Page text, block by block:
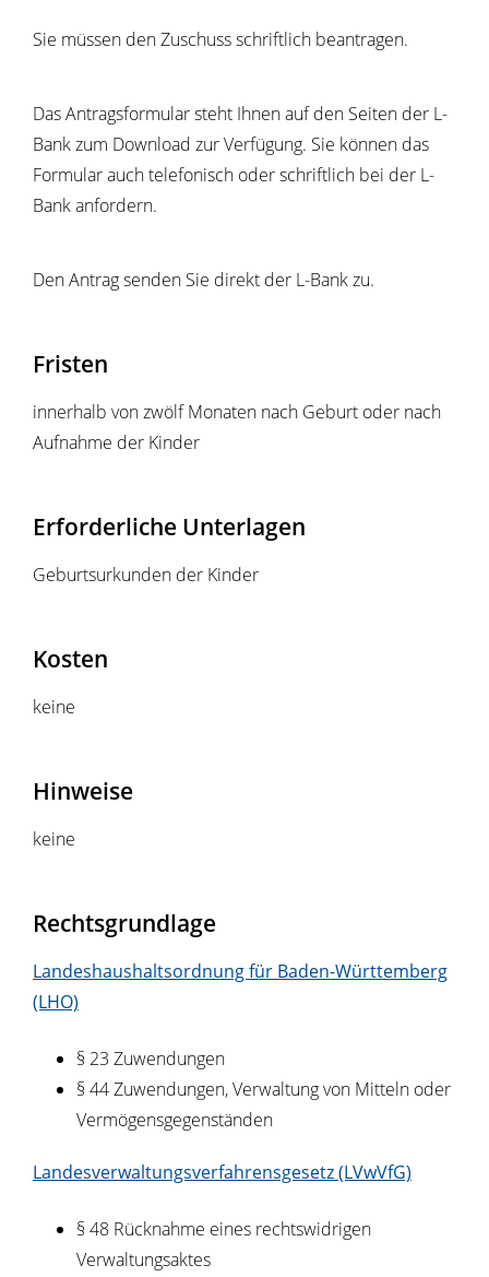
Sie müssen den Zuschuss schriftlich beantragen.
Das Antragsformular steht Ihnen auf den Seiten der L-
Bank zum Download zur Verfügung. Sie können das
Formular auch telefonisch oder schriftlich bei der L-
Bank anfordern.
Den Antrag senden Sie direkt der L-Bank zu.
Fristen
innerhalb von zwölf Monaten nach Geburt oder nach
Aufnahme der Kinder
Erforderliche Unterlagen
Geburtsurkunden der Kinder
Kosten
keine
Hinweise
keine
Rechtsgrundlage
Landeshaushaltsordnung für Baden-Württemberg
(LHO)
§ 23 Zuwendungen
§ 44 Zuwendungen, Verwaltung von Mitteln oder
Vermögensgegenständen
Landesverwaltungsverfahrensgesetz (LVwVfG)
§ 48 Rücknahme eines rechtswidrigen
Verwaltungsaktes